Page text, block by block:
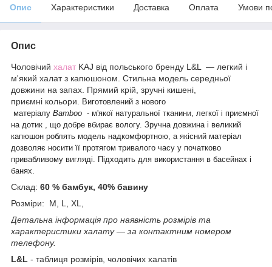
Опис Характеристики Доставка Оплата Умови
Опис
Чоловічий халат KAJ від польського бренду L&L ― легкий і
м'який халат з капюшоном. Стильна модель середньої
довжини на запах. Прямий крій, зручні кишені,
приємні кольори.
Виготовлений з нового
матеріалу Bamboo - м'якої натуральної тканини, легкої і приємної
на дотик , що добре вбирає вологу. Зручна довжина і великий
капюшон роблять модель надкомфортною, а якісний матеріал
дозволяє носити її протягом тривалого часу у початково
привабливому вигляді. Підходить для використання в басейнах і
банях.
Склад: 60 % бамбук, 40% бавину
Розміри: M, L, XL,
Детальна інформація про наявність розмірів та
характеристики халату ― за контактним номером
телефону.
L&L - таблиця розмірів, чоловічих халатів